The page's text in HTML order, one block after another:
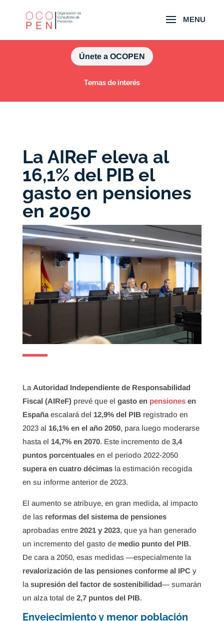
Únete a OCOPEN
Temas de interés
La AIReF eleva al
16,1% del PIB el
gasto en pensiones
en 2050
La Autoridad Independiente de Responsabilidad
Fiscal (AIReF)prevé que el gasto en pensionesen
Españaescalará del 12,9% del PIB registrado en
2023 al 16,1% en el año 2050, para luego moderarse
hasta el 14,7% en 2070. Este incremento de 3,4
puntos porcentualesen el periodo 2022-2050
supera en cuatro décimasla estimación recogida
en su informe anterior de 2023.
El aumento se atribuye, en gran medida, al impacto
de las reformas del sistema de pensiones
aprobadas entre 2021 y 2023, que ya han generado
un incremento del gasto de medio punto del PIB.
De cara a 2050, esas medidas —especialmente la
revalorización de las pensiones conforme al IPCy
la supresión del factor de sostenibilidad— sumarán
un alza total de 2,7 puntos del PIB.
Envejecimiento y menor población